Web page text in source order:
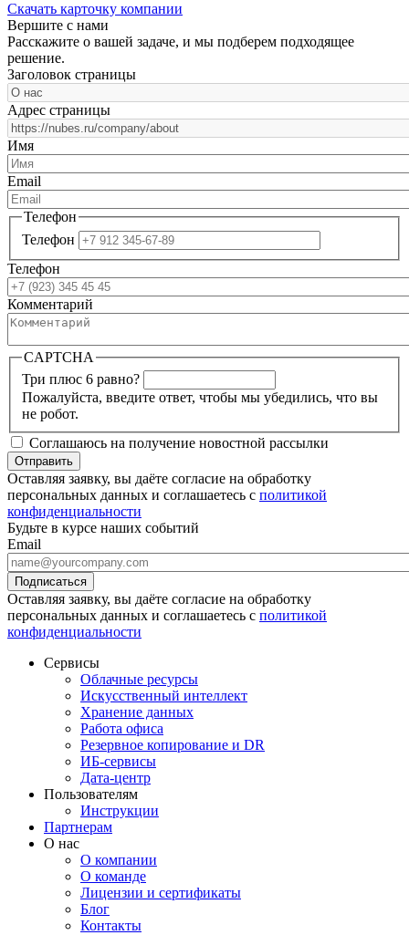
Скачать карточку компании
Вершите с нами
Расскажите о вашей задаче, и мы подберем подходящее
решение.
Заголовок страницы
Адрес страницы
Имя
Email
Телефон
Телефон
Телефон
Комментарий
CAPTCHA
Три плюс 6 равно?
Пожалуйста, введите ответ, чтобы мы убедились, что вы
не робот.
Соглашаюсь на получение новостной рассылки
Оставляя заявку, вы даёте согласие на обработку
персональных данных и соглашаетесь с политикой
конфиденциальности
Будьте в курсе наших событий
Email
Оставляя заявку, вы даёте согласие на обработку
персональных данных и соглашаетесь с политикой
конфиденциальности
Сервисы
Облачные ресурсы
Искусственный интеллект
Хранение данных
Работа офиса
Резервное копирование и DR
ИБ-сервисы
Дата-центр
Пользователям
Инструкции
Партнерам
О нас
О компании
О команде
Лицензии и сертификаты
Блог
Контакты